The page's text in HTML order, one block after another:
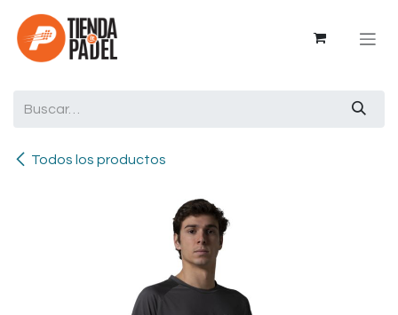
Ir al contenido
Todos los productos